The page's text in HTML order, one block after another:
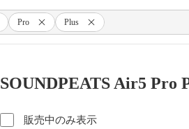
Pro Plus
SOUNDPEATS Air5 Pro
販売中のみ表示